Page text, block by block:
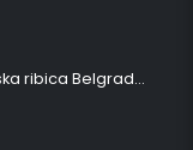
Šetač srednji NATUR silikonska ribica Belgrade Walker